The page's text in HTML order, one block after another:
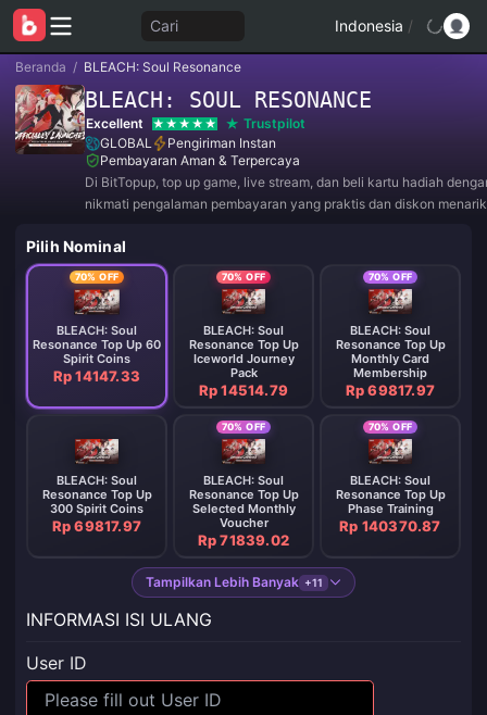
Cari Indonesia /
Beranda / BLEACH: Soul Resonance
BLEACH: SOUL RESONANCE
Excellent
Trustpilot
GLOBAL
Pengiriman Instan
Pembayaran Aman & Terpercaya
Di BitTopup, top up game, live stream, dan beli kartu hadiah
nikmati pengalaman pembayaran yang praktis dan diskon
Pilih Nominal
70% OFF
BLEACH: Soul
Resonance Top Up 60
Spirit Coins
Rp 14147.33
70% OFF
BLEACH: Soul
Resonance Top Up
Iceworld Journey
Pack
Rp 14514.79
70% OFF
BLEACH: Soul
Resonance Top Up
Monthly Card
Membership
Rp 69817.97
BLEACH: Soul
Resonance Top Up
300 Spirit Coins
Rp 69817.97
70% OFF
BLEACH: Soul
Resonance Top Up
Selected Monthly
Voucher
Rp 71839.02
70% OFF
BLEACH: Soul
Resonance Top Up
Phase Training
Rp 140370.87
Tampilkan Lebih Banyak +11
INFORMASI ISI ULANG
User ID